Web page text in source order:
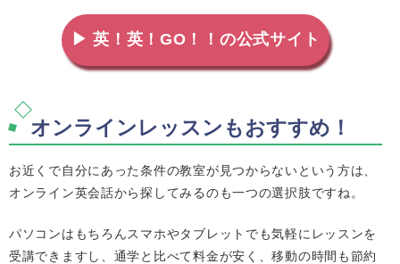
▶ 英！英！GO！！の公式サイト
オンラインレッスンもおすすめ！
お近くで自分にあった条件の教室が見つからないという方は、
オンライン英会話から探してみるのも一つの選択肢ですね。
パソコンはもちろんスマホやタブレットでも気軽にレッスンを
受講できますし、通学と比べて料金が安く、移動の時間も節約